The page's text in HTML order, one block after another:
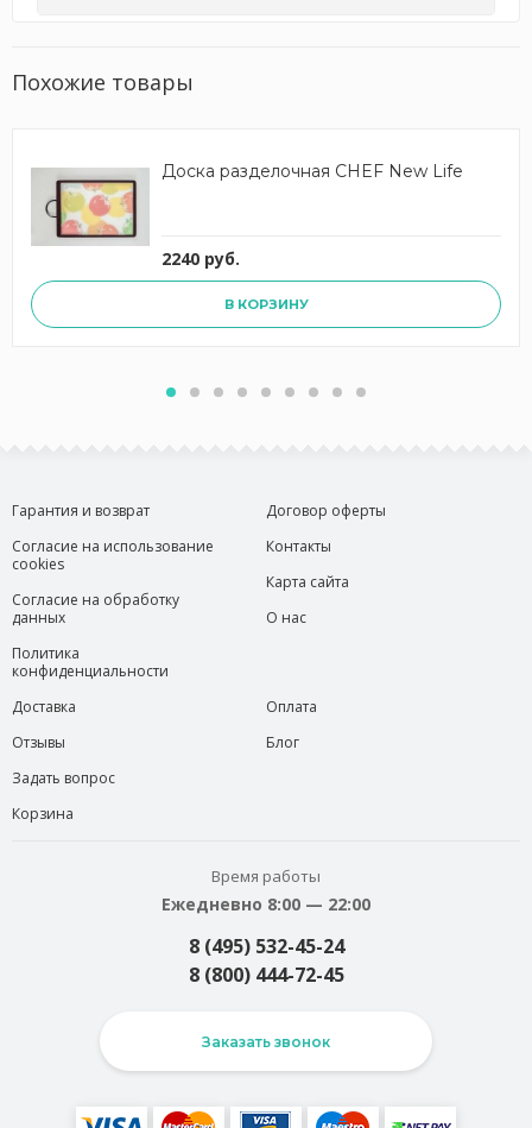
Похожие товары
Доска разделочная CHEF New Life
2240 руб.
В КОРЗИНУ
Гарантия и возврат
Согласие на использование
cookies
Согласие на обработку
данных
Политика
конфиденциальности
Договор оферты
Контакты
Карта сайта
О нас
Доставка
Отзывы
Задать вопрос
Корзина
Оплата
Блог
Время работы
Ежедневно 8:00 — 22:00
8 (495) 532-45-24
8 (800) 444-72-45
Заказать звонок